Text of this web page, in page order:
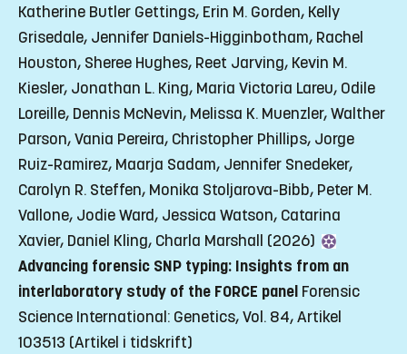
Katherine Butler Gettings, Erin M. Gorden, Kelly
Grisedale, Jennifer Daniels-Higginbotham, Rachel
Houston, Sheree Hughes, Reet Jarving, Kevin M.
Kiesler, Jonathan L. King, Maria Victoria Lareu, Odile
Loreille, Dennis McNevin, Melissa K. Muenzler, Walther
Parson, Vania Pereira, Christopher Phillips, Jorge
Ruiz-Ramirez, Maarja Sadam, Jennifer Snedeker,
Carolyn R. Steffen, Monika Stoljarova-Bibb, Peter M.
Vallone, Jodie Ward, Jessica Watson, Catarina
Xavier, Daniel Kling, Charla Marshall (2026)
Advancing forensic SNP typing: Insights from an
interlaboratory study of the FORCE panel Forensic
Science International: Genetics, Vol. 84, Artikel
103513 (Artikel i tidskrift)